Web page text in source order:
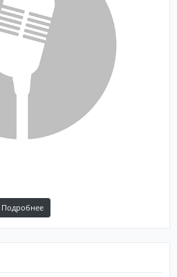
Подробнее